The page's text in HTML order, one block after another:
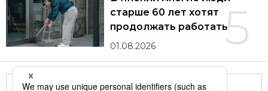
5
старше 60 лет хотят
продолжать работать
01.08.2026